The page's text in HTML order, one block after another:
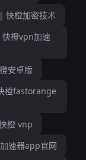
快橙加密技术
橙vpn加速
安卓版
橙fastorange
橙 vnp
速器app官网